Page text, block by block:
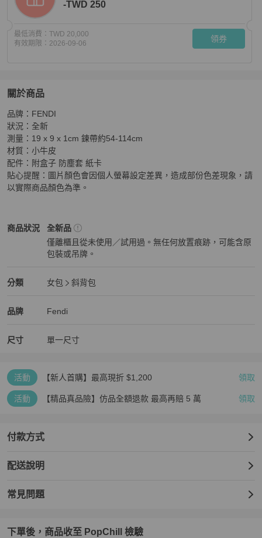
-TWD 250
最低消費： TWD 20,000
有效期限： 2026-09-06 領券
關於商品
關於 FF Diamonds 浮雕小牛皮鍊帶WOC(棕色)
品牌：FENDI
狀況：全新
測量：19 x 9 x 1cm 鍊帶約54-114cm
材質：小牛皮
配件：附盒子 防塵套 紙卡
貼心提醒：圖片顏色會因個人螢幕設定差異，造成部份色差現象，請
以實際商品顏色為準。
商品狀況
Fendi女包 商品狀態與細節
全新品
僅離櫃且從未使用／試用過。無任何放置痕跡，可能含原
包裝或吊牌。
分類
Fendi 分類資訊
女包
斜背包
品牌
Fendi 女包品牌介紹
Fendi
Fendi 推薦清單
尺寸 單一尺寸
活動 【新人首購】最高現折 $1,200 領取
活動 【精品真品險】仿品全額退款 最高再賠 5 萬 領取
付款方式
配送說明
常見問題
下單後，商品收至 PopChill 檢驗